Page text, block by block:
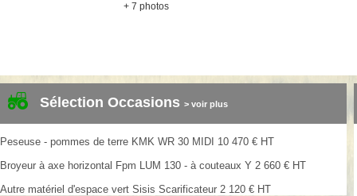
+ 7 photos
Sélection Occasions > voir plus
Peseuse - pommes de terre KMK WR 30 MIDI 10 470 € HT
Broyeur à axe horizontal Fpm LUM 130 - à couteaux Y 2 660 € HT
Autre matériel d'espace vert Sisis Scarificateur 2 120 € HT